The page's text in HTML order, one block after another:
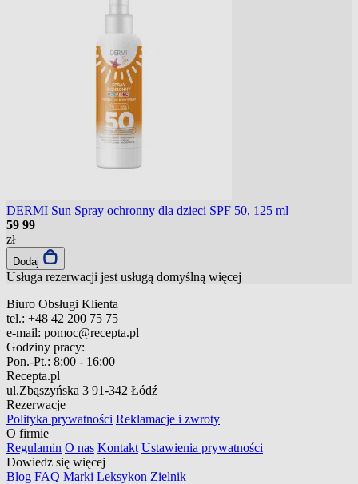
DERMI Sun Spray ochronny dla dzieci SPF 50, 125 ml
59 99
zł
Dodaj
Usługa rezerwacji jest usługą domyślną więcej
Biuro Obsługi Klienta
tel.: +48 42 200 75 75
e-mail: pomoc@recepta.pl
Godziny pracy:
Pon.-Pt.: 8:00 - 16:00
Recepta.pl
ul.Zbąszyńska 3 91-342 Łódź
Rezerwacje
Polityka prywatności Reklamacje i zwroty
O firmie
Regulamin O nas Kontakt Ustawienia prywatności
Dowiedz się więcej
Blog FAQ Marki Leksykon Zielnik